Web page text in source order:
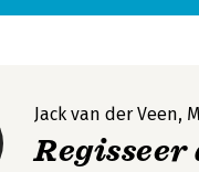
Jack van der Veen,
Regisseer